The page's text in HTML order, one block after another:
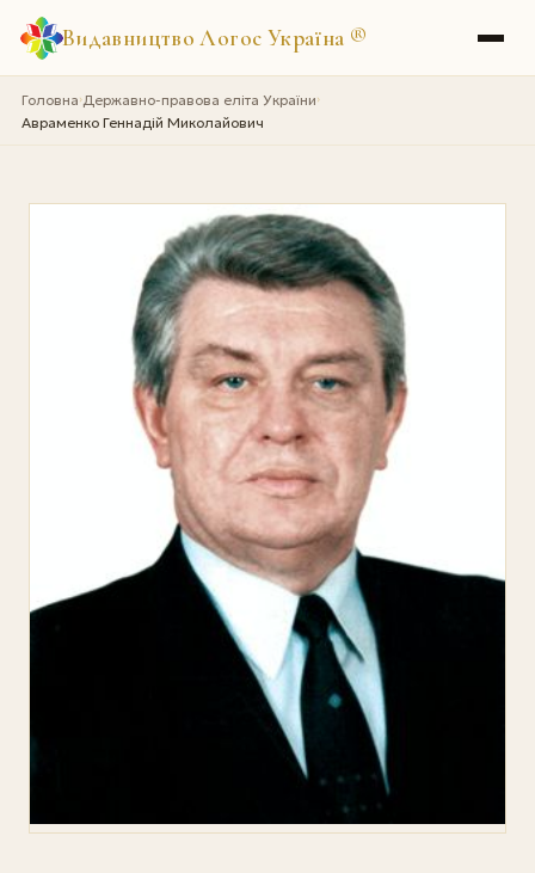
Видавництво Логос Україна ®
Головна›Державно-правова еліта України›
Авраменко Геннадій Миколайович